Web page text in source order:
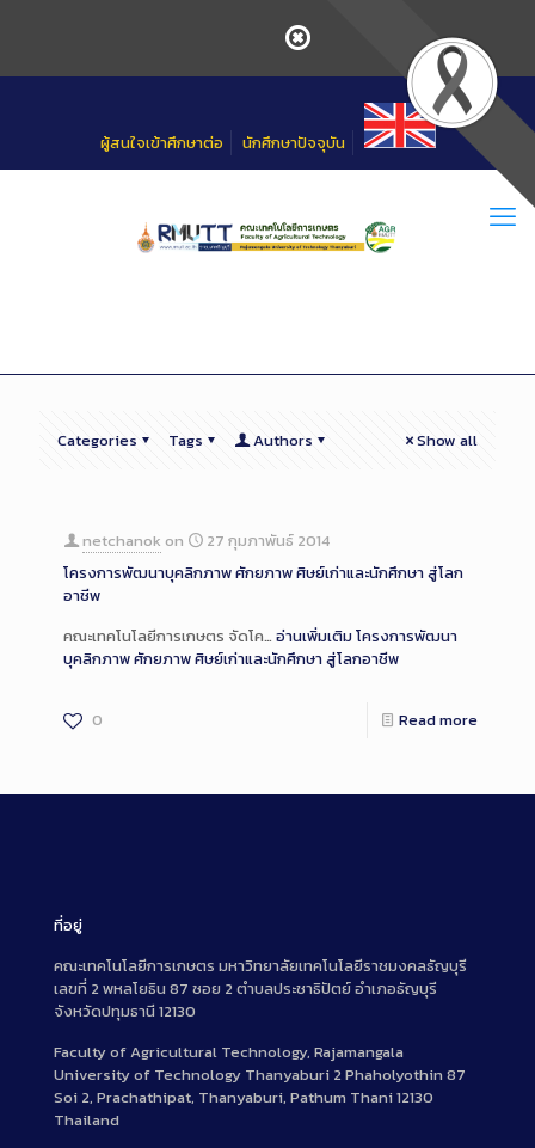
ผู้สนใจเข้าศึกษาต่อ นักศึกษาปัจจุบัน
Categories Tags Authors Show all
netchanok on
27 กุมภาพันธ์ 2014
โครงการพัฒนาบุคลิกภาพ ศักยภาพ ศิษย์เก่าและนักศึกษา สู่โลก
อาชีพ
คณะเทคโนโลยีการเกษตร จัดโค… อ่านเพิ่มเติมโครงการพัฒนา
บุคลิกภาพ ศักยภาพ ศิษย์เก่าและนักศึกษา สู่โลกอาชีพ
0 Read more
ที่อยู่
คณะเทคโนโลยีการเกษตร มหาวิทยาลัยเทคโนโลยีราชมงคลธัญบุรี
เลขที่ 2 พหลโยธิน 87 ซอย 2 ตำบลประชาธิปัตย์ อำเภอธัญบุรี
จังหวัดปทุมธานี 12130
Faculty of Agricultural Technology, Rajamangala
University of Technology Thanyaburi 2 Phaholyothin 87
Soi 2, Prachathipat, Thanyaburi, Pathum Thani 12130
Thailand